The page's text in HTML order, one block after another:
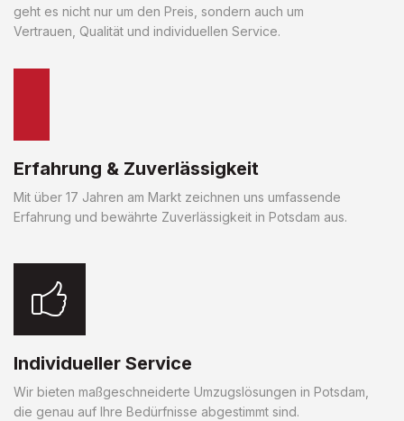
geht es nicht nur um den Preis, sondern auch um
Vertrauen, Qualität und individuellen Service.
Erfahrung & Zuverlässigkeit
Mit über 17 Jahren am Markt zeichnen uns umfassende
Erfahrung und bewährte Zuverlässigkeit in Potsdam aus.
Individueller Service
Wir bieten maßgeschneiderte Umzugslösungen in Potsdam,
die genau auf Ihre Bedürfnisse abgestimmt sind.